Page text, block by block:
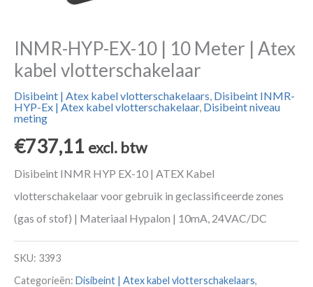
INMR-HYP-EX-10 | 10 Meter | Atex
kabel vlotterschakelaar
Disibeint | Atex kabel vlotterschakelaars, Disibeint INMR-
HYP-Ex | Atex kabel vlotterschakelaar, Disibeint niveau
meting
€737,11 excl. btw
Disibeint INMR HYP EX-10 | ATEX Kabel
vlotterschakelaar voor gebruik in geclassificeerde zones
(gas of stof) | Materiaal Hypalon | 10mA, 24VAC/DC
SKU: 3393
Categorieën: Disibeint | Atex kabel vlotterschakelaars,